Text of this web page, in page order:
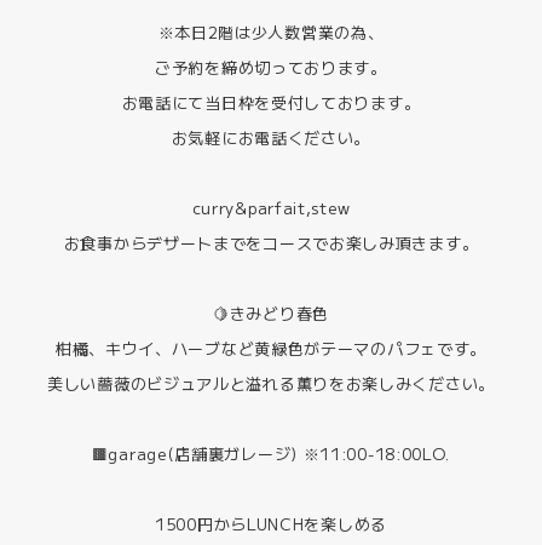
※本日2階は少人数営業の為、
ご予約を締め切っております。
お電話にて当日枠を受付しております。
お気軽にお電話ください。
curry&parfait,stew
お食事からデザートまでをコースでお楽しみ頂きます。
🍋きみどり春色
柑橘、キウイ、ハーブなど黄緑色がテーマのパフェです。
美しい薔薇のビジュアルと溢れる薫りをお楽しみください。
🟫garage(店舗裏ガレージ) ※11:00-18:00LO.
1500円からLUNCHを楽しめる